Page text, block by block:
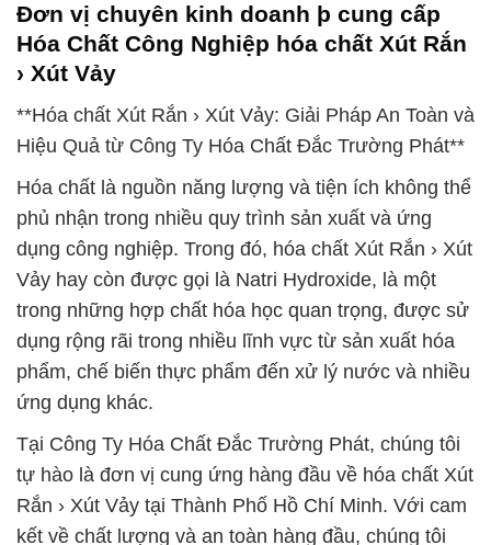
Đơn vị chuyên kinh doanh þ cung cấp
Hóa Chất Công Nghiệp hóa chất Xút Rắn
› Xút Vảy
**Hóa chất Xút Rắn › Xút Vảy: Giải Pháp An Toàn và
Hiệu Quả từ Công Ty Hóa Chất Đắc Trường Phát**
Hóa chất là nguồn năng lượng và tiện ích không thể
phủ nhận trong nhiều quy trình sản xuất và ứng
dụng công nghiệp. Trong đó, hóa chất Xút Rắn › Xút
Vảy hay còn được gọi là Natri Hydroxide, là một
trong những hợp chất hóa học quan trọng, được sử
dụng rộng rãi trong nhiều lĩnh vực từ sản xuất hóa
phẩm, chế biến thực phẩm đến xử lý nước và nhiều
ứng dụng khác.
Tại Công Ty Hóa Chất Đắc Trường Phát, chúng tôi
tự hào là đơn vị cung ứng hàng đầu về hóa chất Xút
Rắn › Xút Vảy tại Thành Phố Hồ Chí Minh. Với cam
kết về chất lượng và an toàn hàng đầu, chúng tôi